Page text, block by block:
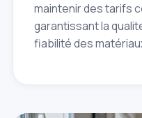
maintenir des tarifs
garantissant la
fiabilité des